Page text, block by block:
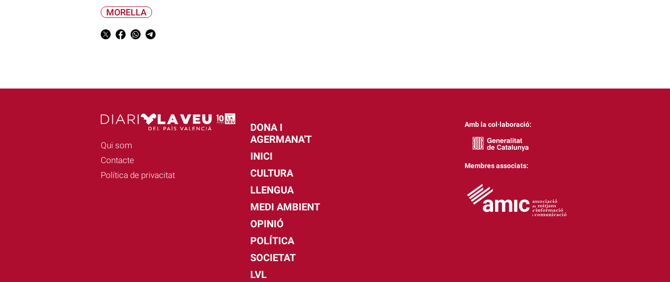
MORELLA
Qui som
Contacte
Política de privacitat
DONA I
AGERMANA'T
INICI
CULTURA
LLENGUA
MEDI AMBIENT
OPINIÓ
POLÍTICA
SOCIETAT
LVL
Amb la col·laboració:
Membres associats: